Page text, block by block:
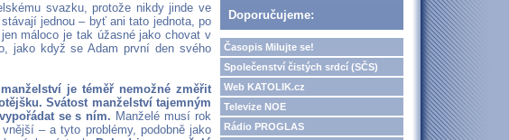
svazku, protože nikdy jinde ve
jednou – byť ani tato jednota, po
máloco je tak úžasné jako chovat v
jako když se Adam první den svého
je téměř nemožné změřit
Svátost manželství tajemným
se s ním. Manželé musí rok
– a tyto problémy, podobně jako
Doporučujeme:
Časopis Milujte se!
Společenství čistých srdcí (SČS)
Web KATOLIK.cz
Televize NOE
Rádio PROGLAS